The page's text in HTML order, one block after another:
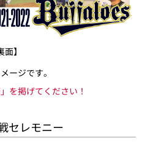
面】
ージです。
を掲げてください！
セレモニー